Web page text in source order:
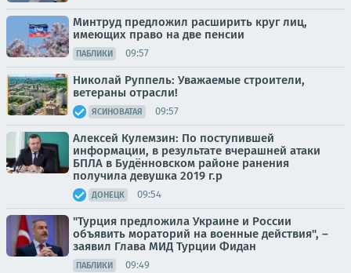
Минтруд предложил расширить круг лиц,
имеющих право на две пенсии
ПАБЛИКИ 09:57
Николай Руппель: Уважаемые строители,
ветераны отрасли!
ЯСИНОВАТАЯ 09:57
Алексей Кулемзин: По поступившей
информации, в результате вчерашней атаки
БПЛА в Будённовском районе ранения
получила девушка 2019 г.р
ДОНЕЦК 09:54
"Турция предложила Украине и России
объявить мораторий на военные действия", –
заявил Глава МИД Турции Фидан
ПАБЛИКИ 09:49